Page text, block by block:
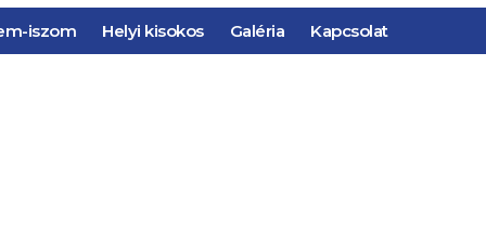
iszom Helyi kisokos Galéria Kapcsolat